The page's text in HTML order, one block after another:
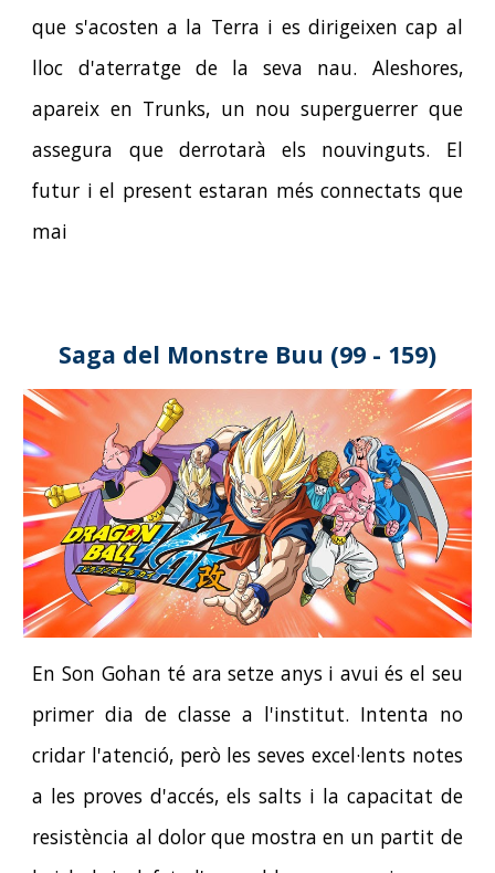
que s'acosten a la Terra i es dirigeixen cap al
lloc d'aterratge de la seva nau. Aleshores,
apareix en Trunks, un nou superguerrer que
assegura que derrotarà els nouvinguts. El
futur i el present estaran més connectats que
mai
Saga del Monstre Buu (99 - 159)
En Son Gohan té ara setze anys i avui és el seu
primer dia de classe a l'institut. Intenta no
cridar l'atenció, però les seves excel·lents notes
a les proves d'accés, els salts i la capacitat de
resistència al dolor que mostra en un partit de